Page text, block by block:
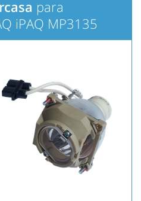
para
iPAQ MP3135